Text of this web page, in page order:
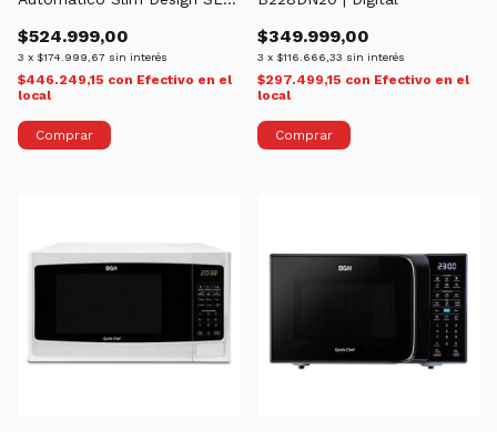
$524.999,00
3 x $174.999,67 sin interés
$446.249,15 con Efectivo en el
local
$349.999,00
3 x $116.666,33 sin interés
$297.499,15 con Efectivo en el
local